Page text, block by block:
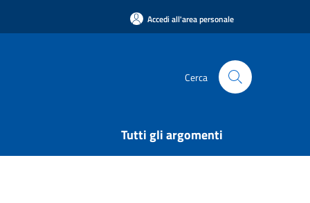
Accedi all'area personale
Cerca
Tutti gli argomenti